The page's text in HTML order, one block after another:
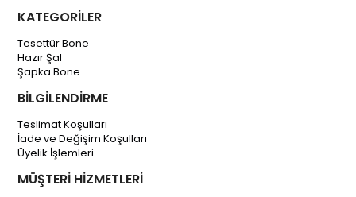
KATEGORİLER
Tesettür Bone
Hazır Şal
Şapka Bone
BİLGİLENDİRME
Teslimat Koşulları
İade ve Değişim Koşulları
Üyelik İşlemleri
MÜŞTERİ HİZMETLERİ